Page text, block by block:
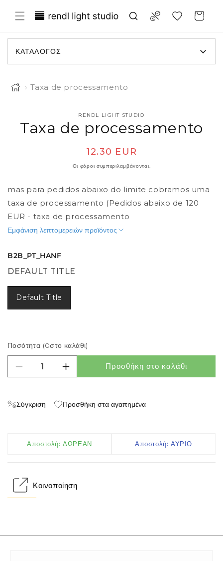
στο περιεχόμενο Compare
Translation missing: Καλάθι
ΚΑΤΆΛΟΓΟΣ
› Taxa de processamento
πληροφορίες προϊόντοςRENDL LIGHT STUDIO
Taxa de processamento
Κανονική τιμή
12.30 EUR
Οι φόροι συμπεριλαμβάνονται.
mas para pedidos abaixo do limite cobramos uma
taxa de processamento (Pedidos abaixo de 120
EUR - taxa de processamento
Εμφάνιση λεπτομερειών προϊόντος
B2B_PT_HANF
DEFAULT TITLE
Default Title
Ποσότητα (0στο καλάθι)
Μείωση ποσότητας για Taxa de processamento
Αύξηση ποσότητας για Taxa de
Προσθήκη στο καλάθι
Σύγκριση Προσθήκη στα αγαπημένα
Αποστολή: ΔΩΡΕΑΝ Αποστολή: ΑΥΡΙΟ
Κοινοποίηση